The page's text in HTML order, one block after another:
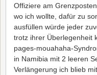
Offiziere am
wo ich wollte, dafür zu
ausfüllen würde jeder
trotz ihrer Überlegenheit
pages-mouahaha-
in Namibia mit 2 leeren
Verlängerung ich blieb